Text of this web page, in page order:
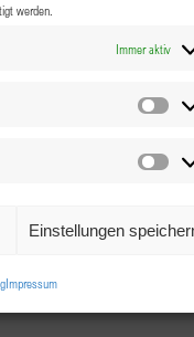
werden.
Immer aktiv
Einstellungen
Impressum
und kein